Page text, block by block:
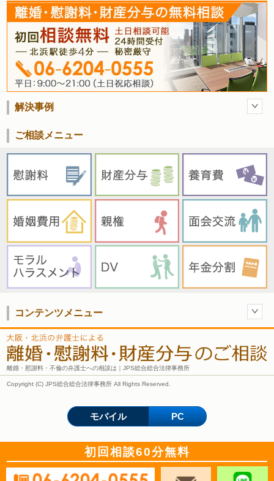
解決事例
ご相談メニュー
コンテンツメニュー
離婚・慰謝料・不倫の弁護士への相談は｜JPS総合総合法律事務所
Copyright (C) JPS総合総合法律事務所 All Rights Reserved.
初回相談60分無料
モバイル PC